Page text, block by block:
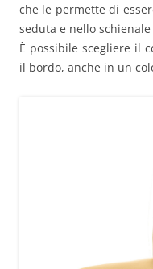
che le permette di
seduta e nello
È possibile scegliere il
il bordo, anche in un